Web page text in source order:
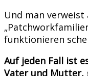
Und man
funktionieren
Auf jeden Fall ist
Vater und Mutter,